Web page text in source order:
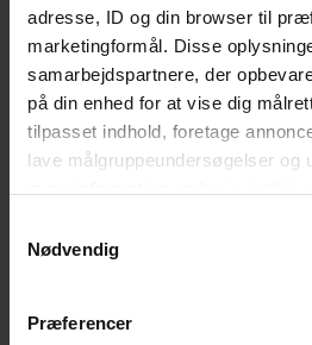
adresse, ID og din browser til
marketingformål. Disse
samarbejdspartnere, der
på din enhed for at vise dig
tilpasset indhold, foretage
lave målgruppeundersøgelser og
tilbage eller ændre indstillinger fra
"Cookiedeklaration", eller ved at
Nødvendig
Præferencer
Caroline åbner
brud: Jeg
den eneste ene
Utilfreds